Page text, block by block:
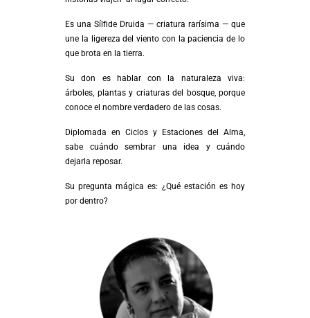
Es una Sílfide Druida — criatura rarísima — que
une la ligereza del viento con la paciencia de lo
que brota en la tierra.
Su don es hablar con la naturaleza viva:
árboles, plantas y criaturas del bosque, porque
conoce el nombre verdadero de las cosas.
Diplomada en Ciclos y Estaciones del Alma,
sabe cuándo sembrar una idea y cuándo
dejarla reposar.
Su pregunta mágica es: ¿Qué estación es hoy
por dentro?